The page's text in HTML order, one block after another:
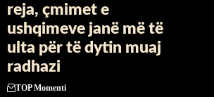
reja, çmimet e
ushqimeve janë më të
ulta për të dytin muaj
radhazi
TOP Momenti